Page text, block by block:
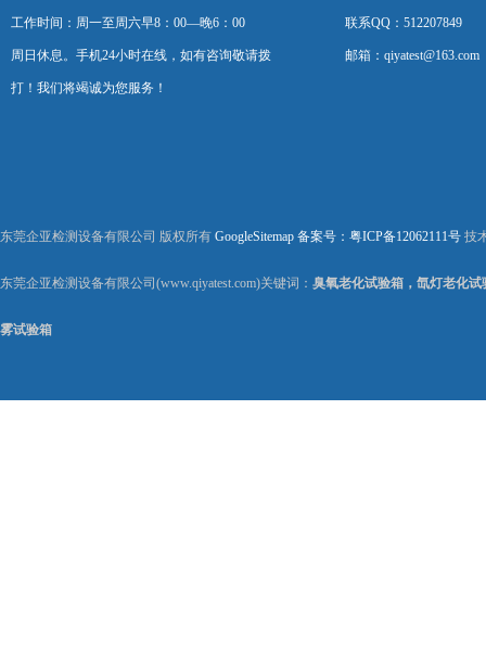
工作时间：周一至周六早8：00—晚6：00
周日休息。手机24小时在线，如有咨询敬请拨
打！我们将竭诚为您服务！
联系QQ：512207849
邮箱：qiyatest@163.com
东莞企亚检测设备有限公司 版权所有 GoogleSitemap 备案号：粤ICP备12062111号 技
东莞企亚检测设备有限公司(www.qiyatest.com)关键词： 臭氧老化试验箱，氙灯老化
雾试验箱